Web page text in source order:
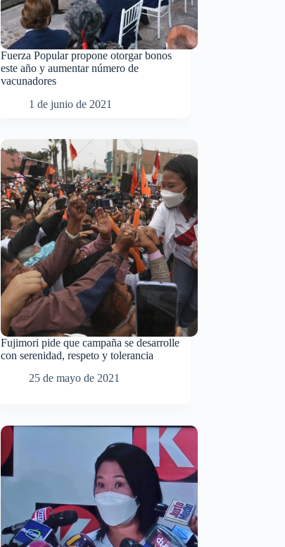
Fuerza Popular propone otorgar bonos
este año y aumentar número de
vacunadores
1 de junio de 2021
Fujimori pide que campaña se desarrolle
con serenidad, respeto y tolerancia
25 de mayo de 2021